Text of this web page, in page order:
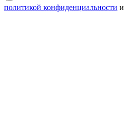
политикой конфиденциальности и